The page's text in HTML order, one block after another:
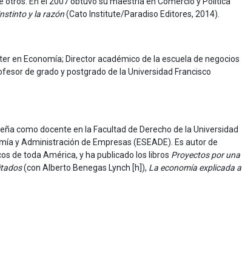
y la razón(Cato Institute/Paradiso Editores, 2014).
en Economía; Director académico de la escuela de negocios
de grado y postgrado de la Universidad Francisco
como docente en la Facultad de Derecho de la Universidad
y Administración de Empresas (ESEADE). Es autor de
de toda América, y ha publicado los libros Proyectos por una
(con Alberto Benegas Lynch [h]), La economía explicada a